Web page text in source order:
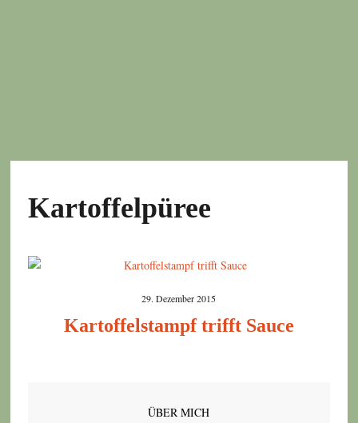
Kartoffelpüree
29. Dezember 2015
Kartoffelstampf trifft Sauce
ÜBER MICH